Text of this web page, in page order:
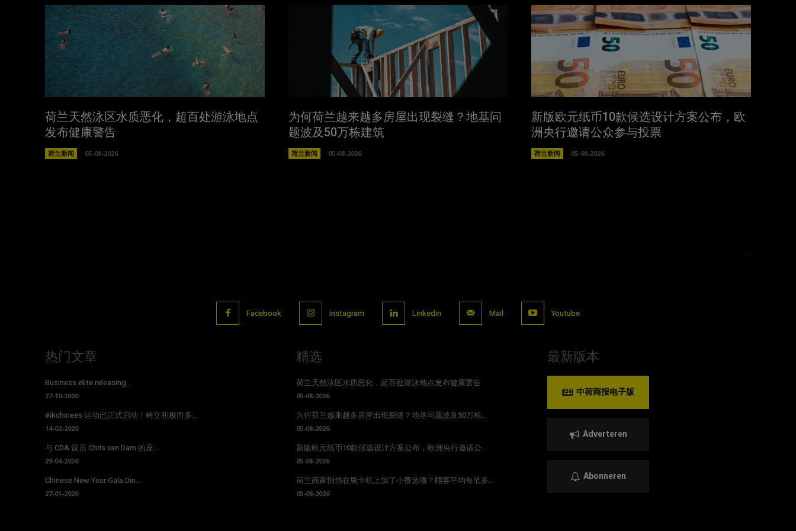
荷兰天然泳区水质恶化，超百处游泳地点
发布健康警告
荷兰新闻 05-08-2026
为何荷兰越来越多房屋出现裂缝？地基问
题波及50万栋建筑
荷兰新闻 05-08-2026
新版欧元纸币10款候选设计方案公布，欧
洲央行邀请公众参与投票
荷兰新闻 05-08-2026
Facebook Instagram Linkedin Mail Youtube
热门文章
Business elite releasing ...
27-10-2020
#ikchinees 运动已正式启动！树立积极而多...
14-02-2020
与 CDA 议员 Chris van Dam 的座...
29-04-2020
Chinese New Year Gala Din...
27-01-2020
精选
荷兰天然泳区水质恶化，超百处游泳地点发布健康警告
05-08-2026
为何荷兰越来越多房屋出现裂缝？地基问题波及50万栋...
05-08-2026
新版欧元纸币10款候选设计方案公布，欧洲央行邀请公...
05-08-2026
荷兰商家悄悄在刷卡机上加了小费选项？顾客平均每笔多...
05-08-2026
最新版本
中荷商报电子版
Adverteren
Abonneren